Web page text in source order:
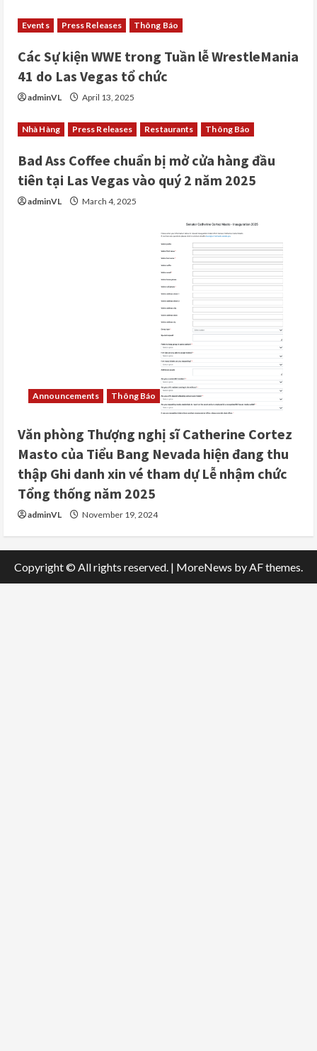
Events Press Releases Thông Báo
Các Sự kiện WWE trong Tuần lễ WrestleMania
41 do Las Vegas tổ chức
adminVL April 13, 2025
Nhà Hàng Press Releases Restaurants Thông Báo
Bad Ass Coffee chuẩn bị mở cửa hàng đầu
tiên tại Las Vegas vào quý 2 năm 2025
adminVL March 4, 2025
Announcements Thông Báo
Văn phòng Thượng nghị sĩ Catherine Cortez
Masto của Tiểu Bang Nevada hiện đang thu
thập Ghi danh xin vé tham dự Lễ nhậm chức
Tổng thống năm 2025
adminVL November 19, 2024
Copyright © All rights reserved. | MoreNews by AF themes.